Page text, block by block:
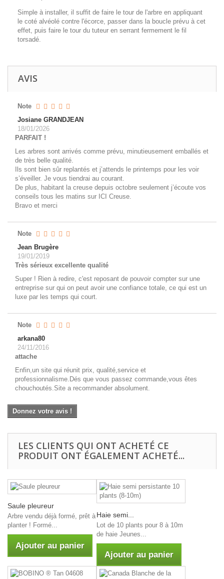
Simple à installer, il suffit de faire le tour de l'arbre en appliquant
le coté alvéolé contre l'écorce, passer dans la boucle prévu à cet
effet, puis faire le tour du tuteur en serrant fermement le fil
torsadé.
AVIS
Note
Josiane GRANDJEAN
18/01/2026
‌PARFAIT !
Les arbres sont arrivés comme prévu, minutieusement emballés et
de très belle qualité.
Ils sont bien sûr replantés et j’attends le printemps pour les voir
s’éveiller. Je vous tiendrai au courant.
De plus, habitant la creuse depuis octobre seulement j’écoute vos
conseils tous les matins sur ICI Creuse.
Bravo et merci
Note
Jean Brugère
19/01/2019
Très sérieux excellente qualité
Super ! Rien à redire, c'est reposant de pouvoir compter sur une
entreprise sur qui on peut avoir une confiance totale, ce qui est un
luxe par les temps qui court.
Note
arkana80
24/11/2016
attache
Enfin,un site qui réunit prix, qualité,service et
professionnalisme.Dés que vous passez commande,vous êtes
chouchoutés.Site a recommander absolument.
Donnez votre avis !
LES CLIENTS QUI ONT ACHETÉ CE
PRODUIT ONT ÉGALEMENT ACHETÉ...
Saule pleureur
Arbre vendu déjà formé, prêt à
planter ! Formé...
Ajouter au panier
Haie semi...
Lot de 10 plants pour 8 à 10m
de haie Jeunes...
Ajouter au panier